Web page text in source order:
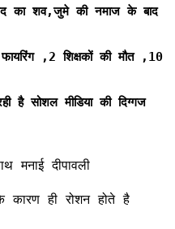
का शव,जुमे की नमाज के बाद
,2 शिक्षकों की मौत ,10
है सोशल मीडिया की दिग्गज
मनाई दीपावली
कारण ही रोशन होते है